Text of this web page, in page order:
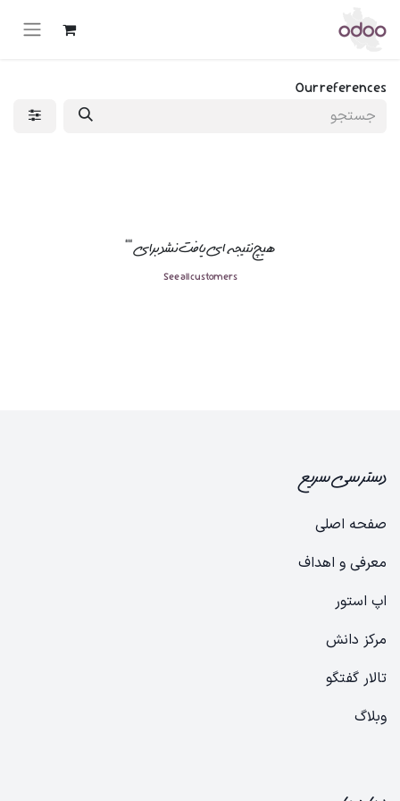
Our references
هیچ نتیجه ای یافت نشد برای ""
See all customers
دسترسی سریع
صفحه اصلی
معرفی و اهداف
​​​​​​​ا​​پ​ ا​س​ت​ور​
​​​​​مرک​​ز​ ​دا​نش
​​​​تالار ​گ​ف​تگ​و
​​​و​ب​لا​گ